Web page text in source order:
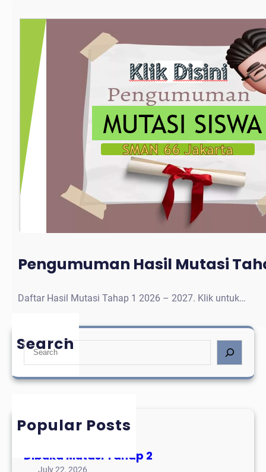
Pengumuman Hasil Mutasi
Daftar Hasil Mutasi Tahap 1 2026 – 2027. Klik untuk…
Search
S
a
h
Popular Posts
Mutasi Tahap 3
Dibuka Mutasi Tahap 2
July 22, 2026